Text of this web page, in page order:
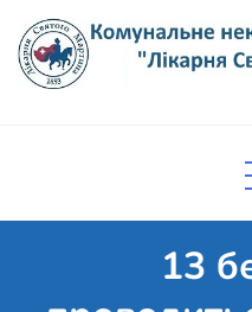
content
13